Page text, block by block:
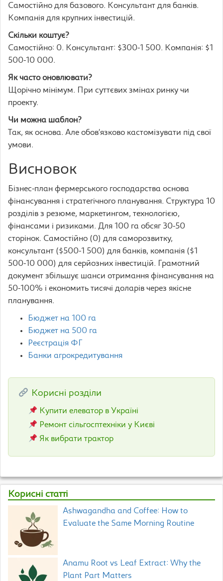
Самостійно для базового. Консультант для банків.
Компанія для крупних інвестицій.
Скільки коштує?
Самостійно: 0. Консультант: $300-1 500. Компанія: $1
500-10 000.
Як часто оновлювати?
Щорічно мінімум. При суттєвих змінах ринку чи
проекту.
Чи можна шаблон?
Так, як основа. Але обов’язково кастомізувати під свої
умови.
Висновок
Бізнес-план фермерського господарства основа
фінансування і стратегічного планування. Структура 10
розділів з резюме, маркетингом, технологією,
фінансами і ризиками. Для 100 га обсяг 30-50
сторінок. Самостійно (0) для саморозвитку,
консультант ($500-1 500) для банків, компанія ($1
500-10 000) для серйозних інвестицій. Грамотний
документ збільшує шанси отримання фінансування на
50-100% і економить тисячі доларів через якісне
планування.
Бюджет на 100 га
Бюджет на 500 га
Реєстрація ФГ
Банки агрокредитування
Корисні розділи
Купити елеватор в Україні
Ремонт сільгосптехніки у Києві
Як вибрати трактор
Корисні статті
Ashwagandha and Coffee: How to
Evaluate the Same Morning Routine
Anamu Root vs Leaf Extract: Why the
Plant Part Matters